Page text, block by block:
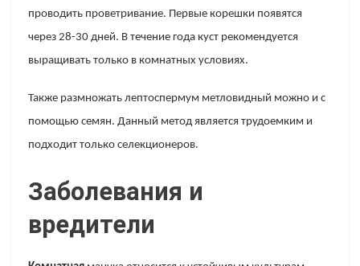
проводить проветривание. Первые корешки появятся
через 28-30 дней. В течение года куст рекомендуется
выращивать только в комнатных условиях.
Также размножать лептоспермум метловидный можно и с
помощью семян. Данный метод является трудоемким и
подходит только селекционеров.
Заболевания и
вредители